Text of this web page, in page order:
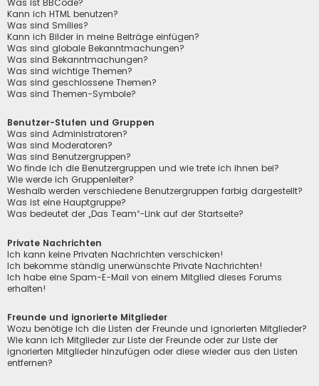
Was ist BBCode?
Kann ich HTML benutzen?
Was sind Smilies?
Kann ich Bilder in meine Beiträge einfügen?
Was sind globale Bekanntmachungen?
Was sind Bekanntmachungen?
Was sind wichtige Themen?
Was sind geschlossene Themen?
Was sind Themen-Symbole?
Benutzer-Stufen und Gruppen
Was sind Administratoren?
Was sind Moderatoren?
Was sind Benutzergruppen?
Wo finde ich die Benutzergruppen und wie trete ich ihnen bei?
Wie werde ich Gruppenleiter?
Weshalb werden verschiedene Benutzergruppen farbig dargestellt?
Was ist eine Hauptgruppe?
Was bedeutet der „Das Team“-Link auf der Startseite?
Private Nachrichten
Ich kann keine Privaten Nachrichten verschicken!
Ich bekomme ständig unerwünschte Private Nachrichten!
Ich habe eine Spam-E-Mail von einem Mitglied dieses Forums
erhalten!
Freunde und ignorierte Mitglieder
Wozu benötige ich die Listen der Freunde und ignorierten Mitglieder?
Wie kann ich Mitglieder zur Liste der Freunde oder zur Liste der
ignorierten Mitglieder hinzufügen oder diese wieder aus den Listen
entfernen?